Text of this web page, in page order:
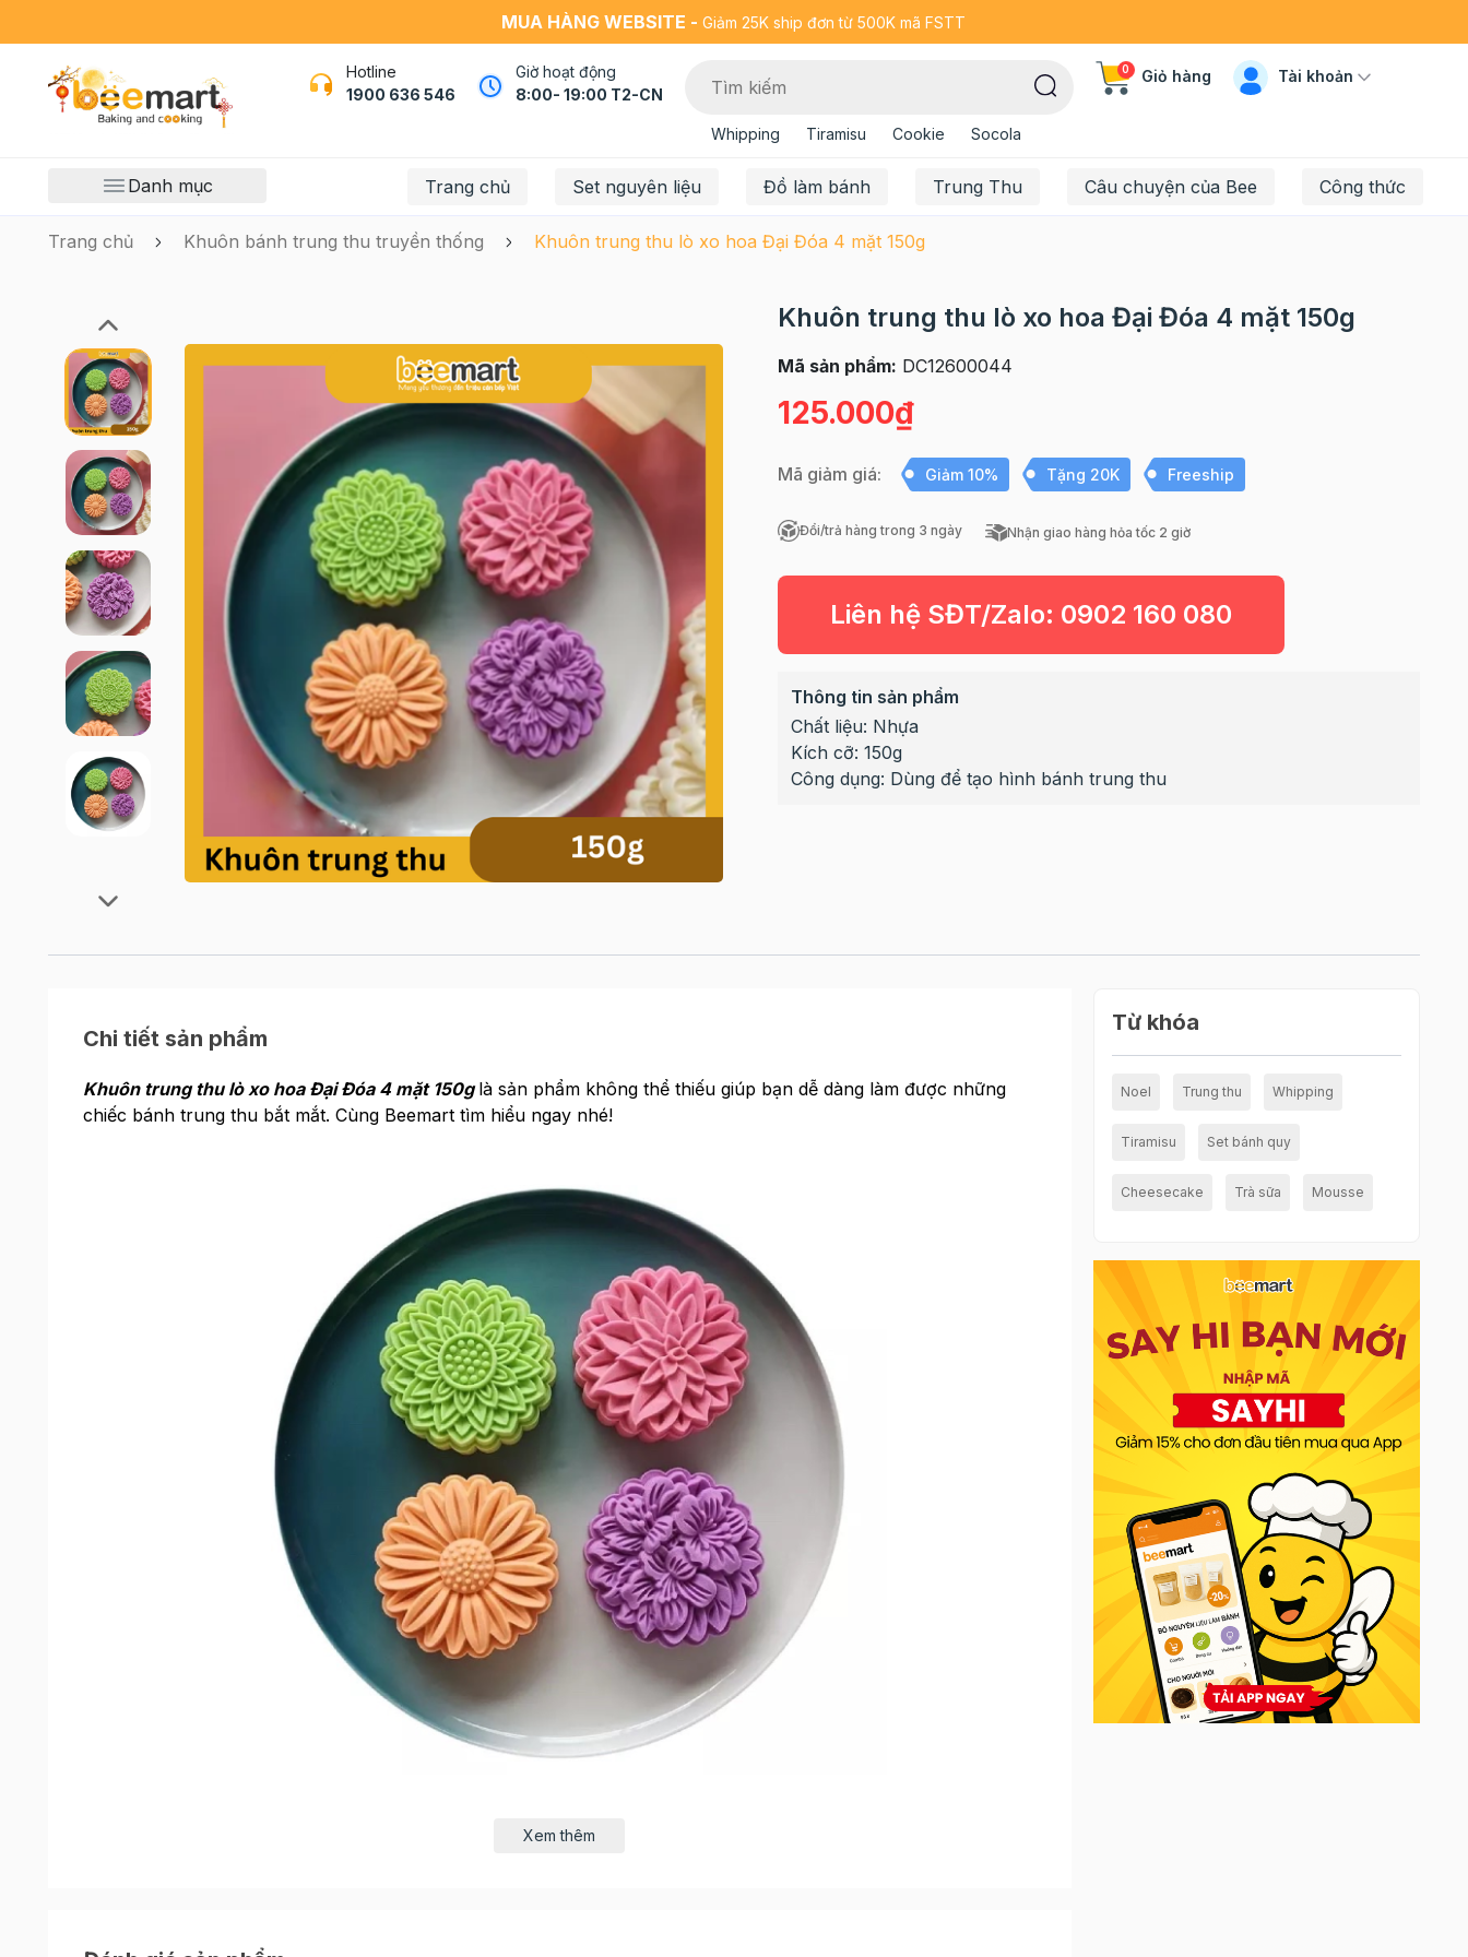
MUA HÀNG WEBSITE - Giảm 25K ship đơn từ 500K mã FSTT
Hotline
1900 636 546
Giờ hoạt động
8:00- 19:00 T2-CN
Whipping Tiramisu Cookie Socola
0 Giỏ hàng Tài khoản
Danh mục Trang chủ Set nguyên liệu Đồ làm bánh Trung Thu Câu chuyện của Bee Công thức
Trang chủ Khuôn bánh trung thu truyền thống Khuôn trung thu lò xo hoa Đại Đóa 4 mặt 150g
Khuôn trung thu lò xo hoa Đại Đóa 4 mặt 150g
Mã sản phẩm: DC12600044
125.000₫
Mã giảm giá: Giảm 10% Tặng 20K Freeship
Đổi/trả hàng trong 3 ngày Nhận giao hàng hỏa tốc 2 giờ
Liên hệ SĐT/Zalo: 0902 160 080
Thông tin sản phẩm
Chất liệu: Nhựa
Kích cỡ: 150g
Công dụng: Dùng để tạo hình bánh trung thu
Chi tiết sản phẩm
Khuôn trung thu lò xo hoa Đại Đóa 4 mặt 150glà sản phẩm không thể thiếu giúp bạn dễ dàng làm được những
chiếc bánh trung thu bắt mắt. Cùng Beemart tìm hiểu ngay nhé!
Xem thêm
Từ khóa
Noel Trung thu Whipping
Tiramisu Set bánh quy
Cheesecake Trà sữa Mousse